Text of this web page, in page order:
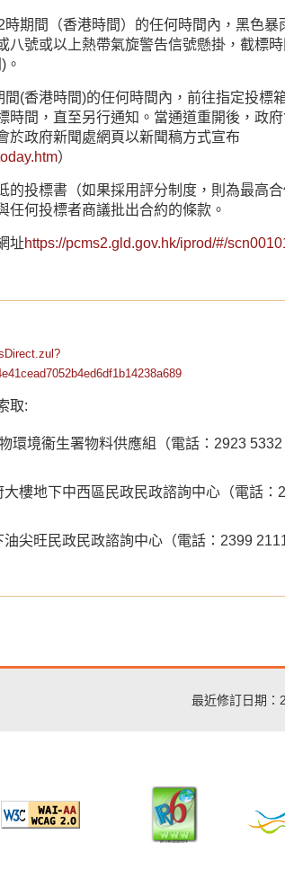
期間（香港時間）的任何時間內，黑色暴
八號或以上熱帶氣旋警告信號懸掛，截標
(香港時間)的任何時間內，前往指定投標
時間，直至另行通知。當通道重開後，政
於政府新聞處網頁以新聞稿方式宣布
）
的投標書（如果採用評分制度，則為最高
任何投標者商議批出合約的條款。
址https://pcms2.gld.gov.hk/iprod/#/
取:
環境衞生署物料供應組（電話：2923
樓地下中西區民政民政諮詢中心（電話：
尖旺民政民政諮詢中心（電話：2399
最近修訂日期：